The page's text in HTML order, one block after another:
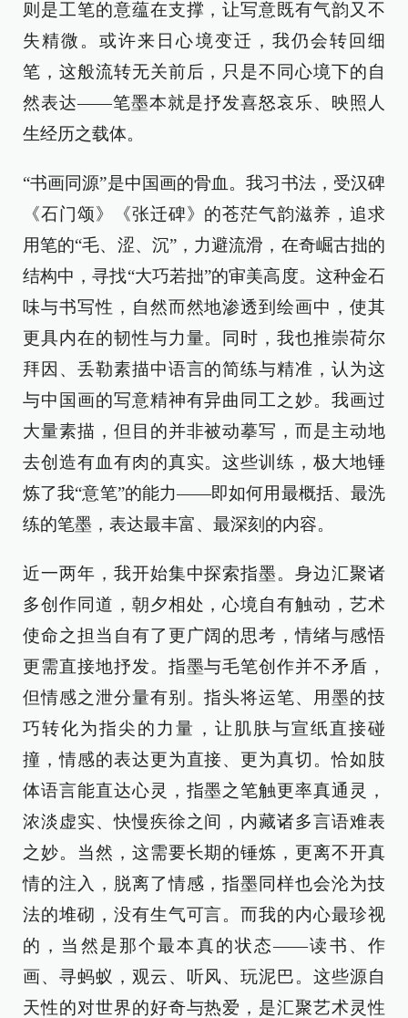
则是工笔的意蕴在支撑，让写意既有气韵又不
失精微。或许来日心境变迁，我仍会转回细
笔，这般流转无关前后，只是不同心境下的自
然表达——笔墨本就是抒发喜怒哀乐、映照人
生经历之载体。
“书画同源”是中国画的骨血。我习书法，受汉碑
《石门颂》《张迁碑》的苍茫气韵滋养，追求
用笔的“毛、涩、沉”，力避流滑，在奇崛古拙的
结构中，寻找“大巧若拙”的审美高度。这种金石
味与书写性，自然而然地渗透到绘画中，使其
更具内在的韧性与力量。同时，我也推崇荷尔
拜因、丢勒素描中语言的简练与精准，认为这
与中国画的写意精神有异曲同工之妙。我画过
大量素描，但目的并非被动摹写，而是主动地
去创造有血有肉的真实。这些训练，极大地锤
炼了我“意笔”的能力——即如何用最概括、最洗
练的笔墨，表达最丰富、最深刻的内容。
近一两年，我开始集中探索指墨。身边汇聚诸
多创作同道，朝夕相处，心境自有触动，艺术
使命之担当自有了更广阔的思考，情绪与感悟
更需直接地抒发。指墨与毛笔创作并不矛盾，
但情感之泄分量有别。指头将运笔、用墨的技
巧转化为指尖的力量，让肌肤与宣纸直接碰
撞，情感的表达更为直接、更为真切。恰如肢
体语言能直达心灵，指墨之笔触更率真通灵，
浓淡虚实、快慢疾徐之间，内藏诸多言语难表
之妙。当然，这需要长期的锤炼，更离不开真
情的注入，脱离了情感，指墨同样也会沦为技
法的堆砌，没有生气可言。而我的内心最珍视
的，当然是那个最本真的状态——读书、作
画、寻蚂蚁，观云、听风、玩泥巴。这些源自
天性的对世界的好奇与热爱，是汇聚艺术灵性